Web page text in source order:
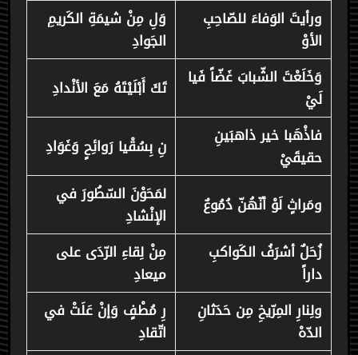
ورأيتَ الوَفاءَ للصّاحِبِ
الأوْ
وَلِ مِنْ شيمَةِ الكَريمِ
الجَوادِ
وَخَلَعْتَ الشّبابَ غَضّاً فَيا
لَيْ
تَكَ أَبْلَيْتَهُ مَعَ الأنْدادِ
فاذْهَبا خير ذاهبَينِ
حقيقَيْ
نِ بِسُقْيا رَوائِحٍ وَغَوَادِ
ومَراثٍ لَوْ أنّهُنّ دُمُوعٌ
لمَحَوْنَ السّطُورَ في
الإنْشادِ
زُحَلٌ أشرَفُ الكَواكبِ
داراً
مِنْ لِقاءِ الرّدَى على
ميعادِ
ولِنارِ المِرّيخِ مِن حَدَثانِ
الدّهْ
رِ مُطْفٍ وَإنْ عَلَتْ في
اتّقادِ